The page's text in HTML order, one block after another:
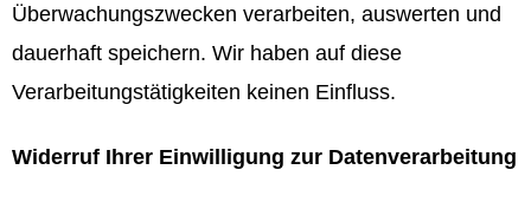
Überwachungszwecken verarbeiten, auswerten und
dauerhaft speichern. Wir haben auf diese
Verarbeitungstätigkeiten keinen Einfluss.
Widerruf Ihrer Einwilligung zur Datenverarbeitung